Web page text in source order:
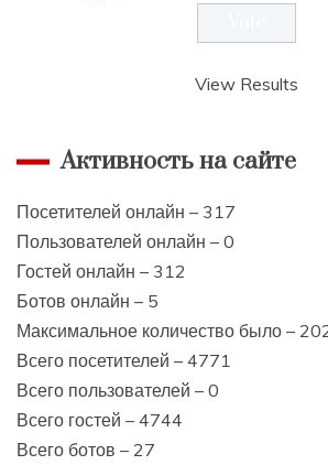
View Results
Активность на сайте
Посетителей онлайн – 317
Пользователей онлайн – 0
Гостей онлайн – 312
Ботов онлайн – 5
Максимальное количество было –
Всего посетителей – 4771
Всего пользователей – 0
Всего гостей – 4744
Всего ботов – 27